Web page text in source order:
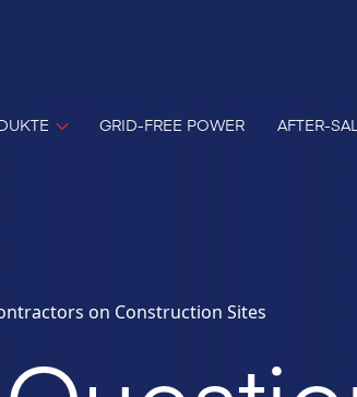
GRID-FREE POWER AFTER-
on Construction Sites